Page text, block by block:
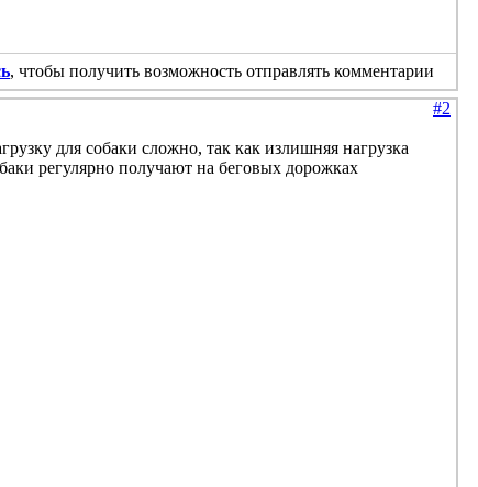
, чтобы получить возможность отправлять комментарии
#2
для собаки сложно, так как излишняя нагрузка
регулярно получают на беговых дорожках